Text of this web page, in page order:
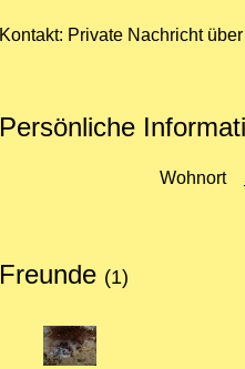
Kontakt: Private Nachricht
Persönliche
Wohnort
Freunde (1)